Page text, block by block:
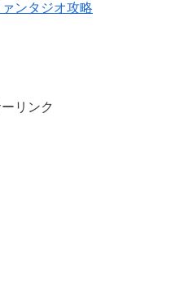
ンタジオ攻略
リンク